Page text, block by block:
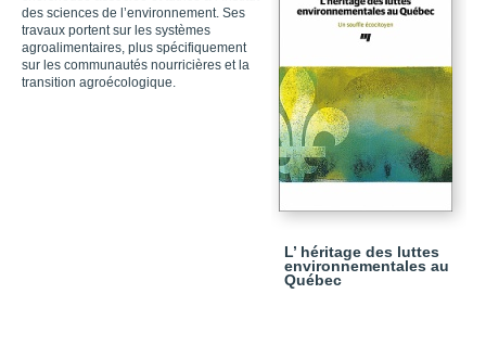
des sciences de l’environnement. Ses
travaux portent sur les systèmes
agroalimentaires, plus spécifiquement
sur les communautés nourricières et la
transition agroécologique.
L’ héritage des luttes
environnementales au
Québec